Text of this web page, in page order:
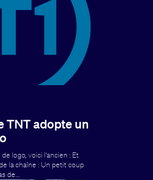
TNT adopte un
logo, voici l'ancien : Et
la chaîne : Un petit coup
de…